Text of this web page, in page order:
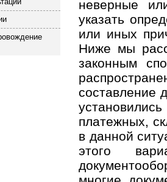
неверные
указать
или иных
Ниже мы
законным
составление
платежных,
в данной
этого